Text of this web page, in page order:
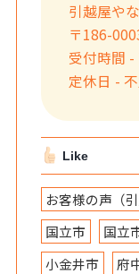
引越屋や
〒186-
受付時間 -
定休日 -
Like
お客様の声（引
国立市
国立
小金井市
府